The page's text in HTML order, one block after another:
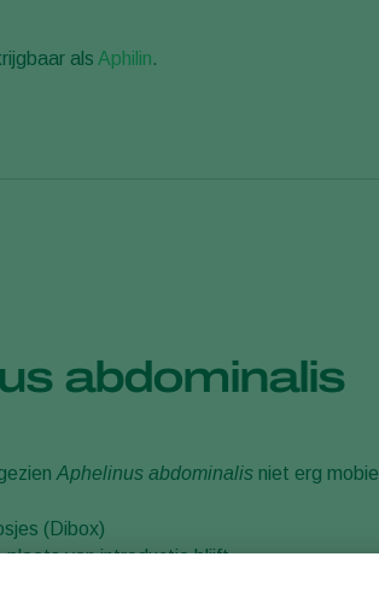
als Aphilin.
abdominalis
Aphelinus abdominalis niet erg mobiel
(Dibox)
plaats van introductie blijft.